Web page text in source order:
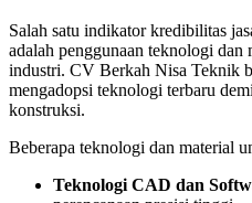
Salah satu indikator kredibilitas
adalah penggunaan teknologi dan
industri. CV Berkah Nisa Teknik
mengadopsi teknologi terbaru
konstruksi.
Beberapa teknologi dan material
Teknologi CAD dan